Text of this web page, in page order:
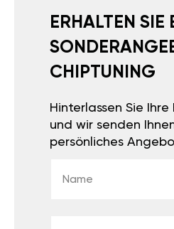
ERHALTEN SIE
CHIPTUNING
Hinterlassen Sie
und wir senden
persönliches